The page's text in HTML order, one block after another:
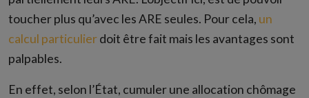
toucher plus qu’avec les ARE seules. Pour cela, un
calcul particulierdoit être fait mais les avantages sont
palpables.
En effet, selon l’État, cumuler une allocation chômage